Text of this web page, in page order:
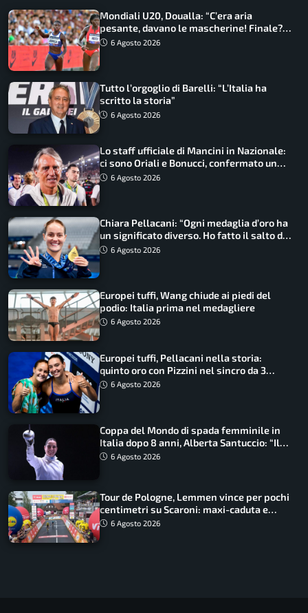
Mondiali U20, Doualla: “C’era aria
pesante, davano le mascherine! Finale?
Non ho nulla da perdere”
6 Agosto 2026
Tutto l’orgoglio di Barelli: “L’Italia ha
scritto la storia”
6 Agosto 2026
Lo staff ufficiale di Mancini in Nazionale:
ci sono Oriali e Bonucci, confermato un
ritorno
6 Agosto 2026
Chiara Pellacani: “Ogni medaglia d’oro ha
un significato diverso. Ho fatto il salto di
qualità”
6 Agosto 2026
Europei tuffi, Wang chiude ai piedi del
podio: Italia prima nel medagliere
6 Agosto 2026
Europei tuffi, Pellacani nella storia:
quinto oro con Pizzini nel sincro da 3
metri
6 Agosto 2026
Coppa del Mondo di spada femminile in
Italia dopo 8 anni, Alberta Santuccio: “Il
lavoro dà sempre i suoi frutti”
6 Agosto 2026
Tour de Pologne, Lemmen vince per pochi
centimetri su Scaroni: maxi-caduta e
tappa accorciata
6 Agosto 2026